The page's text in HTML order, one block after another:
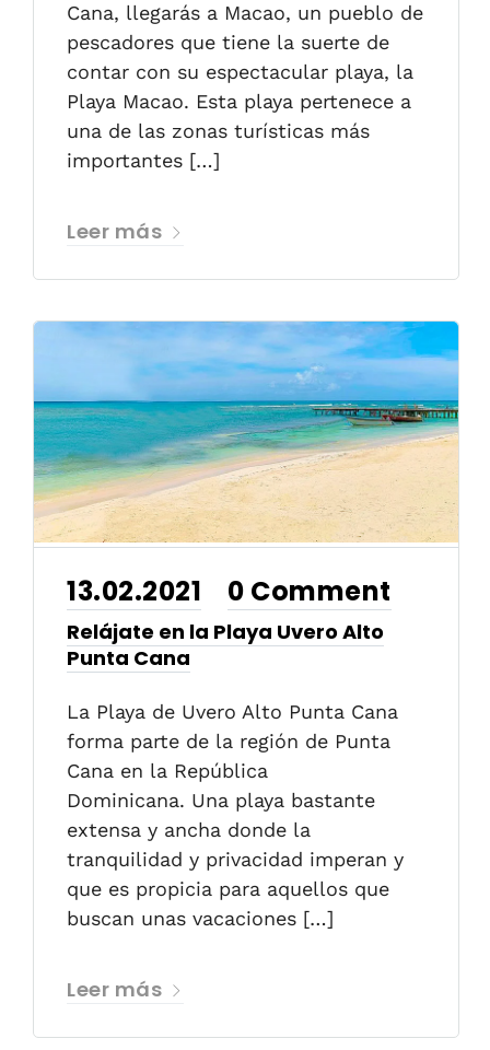
Cana, llegarás a Macao, un pueblo de
pescadores que tiene la suerte de
contar con su espectacular playa, la
Playa Macao. Esta playa pertenece a
una de las zonas turísticas más
importantes […]
Leer más
13.02.2021 0 Comment
Relájate en la Playa Uvero Alto
Punta Cana
La Playa de Uvero Alto Punta Cana
forma parte de la región de Punta
Cana en la República
Dominicana. Una playa bastante
extensa y ancha donde la
tranquilidad y privacidad imperan y
que es propicia para aquellos que
buscan unas vacaciones […]
Leer más